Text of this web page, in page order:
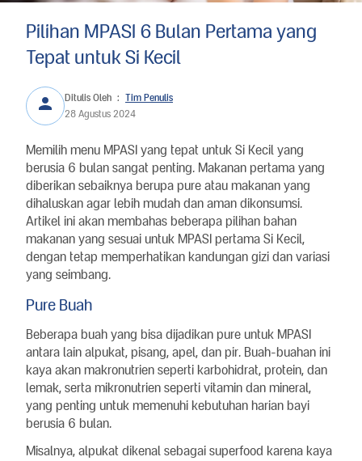
Pilihan MPASI 6 Bulan Pertama yang
Tepat untuk Si Kecil
Ditulis Oleh : Tim Penulis
28 Agustus 2024
Memilih menu MPASI yang tepat untuk Si Kecil yang
berusia 6 bulan sangat penting. Makanan pertama yang
diberikan sebaiknya berupa pure atau makanan yang
dihaluskan agar lebih mudah dan aman dikonsumsi.
Artikel ini akan membahas beberapa pilihan bahan
makanan yang sesuai untuk MPASI pertama Si Kecil,
dengan tetap memperhatikan kandungan gizi dan variasi
yang seimbang.
Pure Buah
Beberapa buah yang bisa dijadikan pure untuk MPASI
antara lain alpukat, pisang, apel, dan pir. Buah-buahan ini
kaya akan makronutrien seperti karbohidrat, protein, dan
lemak, serta mikronutrien seperti vitamin dan mineral,
yang penting untuk memenuhi kebutuhan harian bayi
berusia 6 bulan.
Misalnya, alpukat dikenal sebagai superfood karena kaya